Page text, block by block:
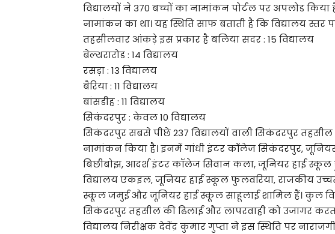
विद्यालयों ने 370 बच्चों का नामांकन पोर्टल पर अपलोड किया
नामांकन का था। यह स्थिति साफ बताती है कि विद्यालय स्तर
तहसीलवार आंकड़े इस प्रकार है बलिया सदर : 15 विद्यालय
बेल्थरारोड : 14 विद्यालय
रसड़ा : 13 विद्यालय
बैरिया : 11 विद्यालय
बांसडीह : 11 विद्यालय
सिकंदरपुर : केवल 10 विद्यालय
सिकंदरपुर सबसे पीछे 237 विद्यालयों वाली सिकंदरपुर
नामांकन किया है। इनमें गांधी इंटर कॉलेज सिकंदरपुर,
बिछीबोझ, आदर्श इंटर कॉलेज सिवान कला, जूनियर हाई स्कूल
विद्यालय एकइल, जूनियर हाई स्कूल फुलवरिया, राजकीय
स्कूल जमुई और जूनियर हाई स्कूल साहूलाई शामिल हैं। कुल
सिकंदरपुर तहसील की ढिलाई और लापरवाही को उजागर
विद्यालय निरीक्षक देवेंद्र कुमार गुप्ता ने इस स्थिति पर